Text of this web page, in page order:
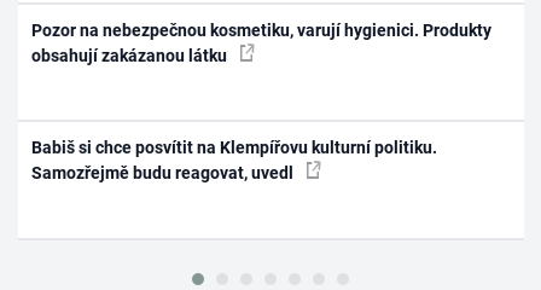
Pozor na nebezpečnou kosmetiku, varují hygienici. Produkty
obsahují zakázanou látku
Babiš si chce posvítit na Klempířovu kulturní politiku.
Samozřejmě budu reagovat, uvedl